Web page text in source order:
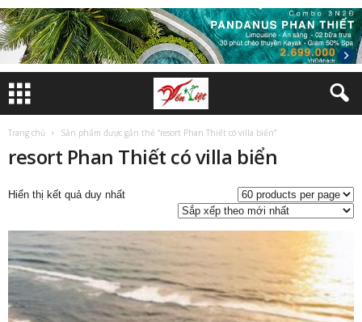
Trang chủ Sản phẩm được gắn thẻ “resort Phan Thiết có villa biển”
resort Phan Thiết có villa biển
Hiển thị kết quả duy nhất